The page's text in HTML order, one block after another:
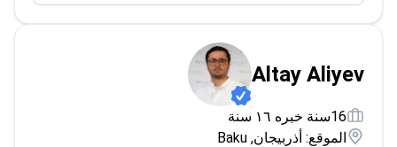
Altay Aliyev
16سنة خبره ١٦ سنة
الموقع: أذربيجان, Baku